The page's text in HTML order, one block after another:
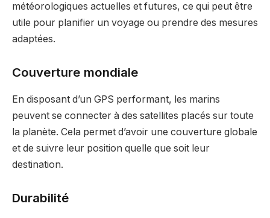
météorologiques actuelles et futures, ce qui peut être
utile pour planifier un voyage ou prendre des mesures
adaptées.
Couverture mondiale
En disposant d’un GPS performant, les marins
peuvent se connecter à des satellites placés sur toute
la planète. Cela permet d’avoir une couverture globale
et de suivre leur position quelle que soit leur
destination.
Durabilité